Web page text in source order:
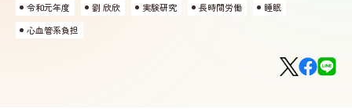
令和元年度 劉 欣欣 実験研究 長時間労働
睡眠
心血管系負担